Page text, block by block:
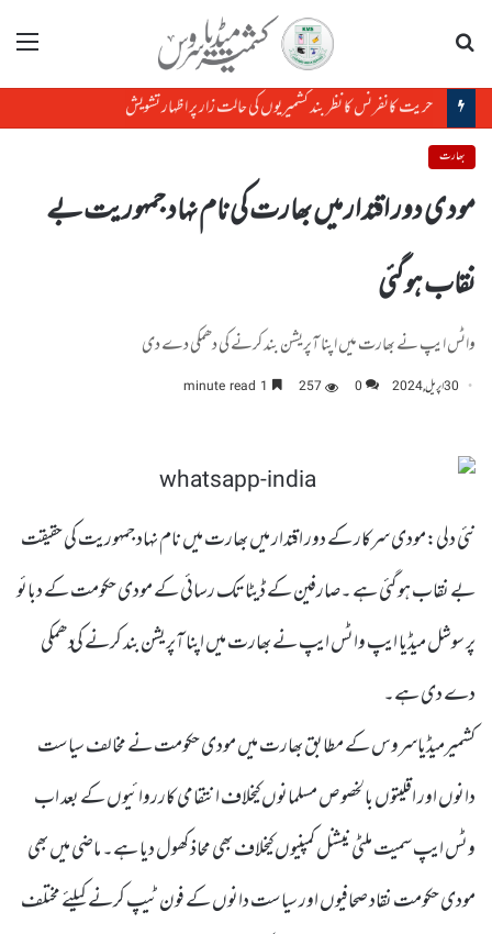
مینو
حریت کانفرنس کا نظر بند کشمیریوں کی حالت زار پر اظہار تشویش
بھارت
مودی دور اقتدار میں بھارت کی نام نہاد جمہوریت بے
نقاب ہوگئی
واٹس ایپ نے بھارت میں اپنا آپریشن بند کرنے کی دھمکی دے دی
30 اپریل, 2024 0
257
نئی دلی:مودی سرکار کے دور اقتدار میں بھارت میں نام نہاد جمہوریت کی حقیقت
بے نقاب ہو گئی ہے ۔صارفین کے ڈیٹا تک رسائی کے مودی حکومت کے دبائو
پر سوشل میڈیا ایپ واٹس ایپ نے بھارت میں اپنا آپریشن بند کرنے کی دھمکی
دے دی ہے۔
کشمیرمیڈیاسروس کے مطابق بھارت میں مودی حکومت نے مخالف سیاست
دانوں اور اقلیتوں بالخصوص مسلمانوں کیخلاف انتقامی کارروائیوں کے بعد اب
وٹس ایپ سمیت ملٹی نیشنل کمپنیوں کیخلاف بھی محاذ کھول دیا ہے۔ ماضی میں بھی
مودی حکومت نقاد صحافیوں اور سیاست دانوں کے فون ٹیپ کرنے کیلئے مختلف